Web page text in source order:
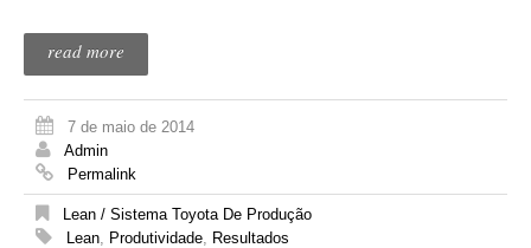
read more
7 de maio de 2014
Admin
Permalink
Lean / Sistema Toyota De Produção
Lean
Produtividade Resultados